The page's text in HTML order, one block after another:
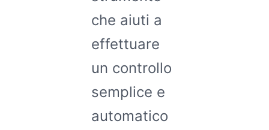
che aiuti a
effettuare
un controllo
semplice e
automatico